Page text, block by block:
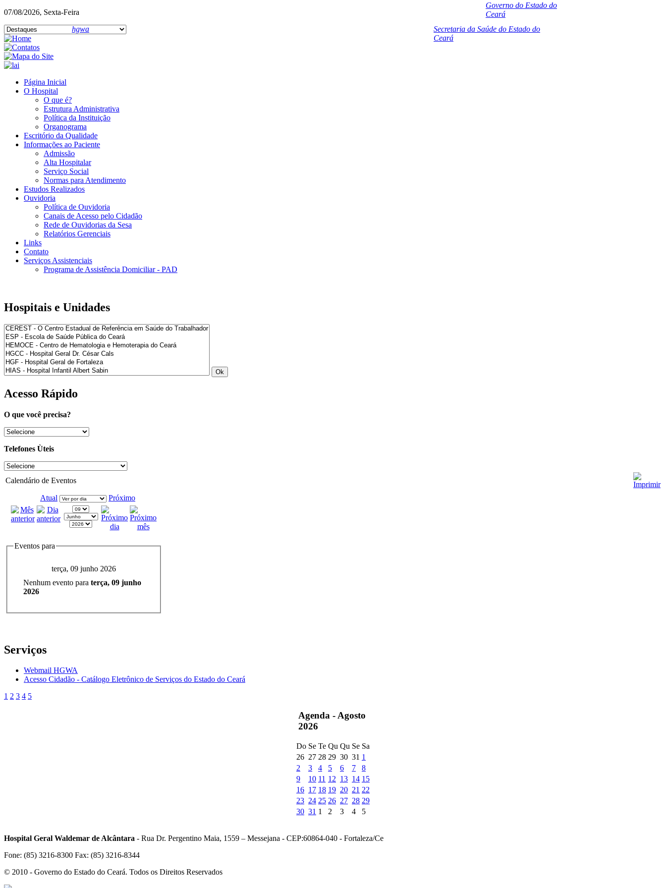
07/08/2026, Sexta-Feira
hgwa
Secretaria da Saúde do Estado do
Ceará
Governo do Estado do
Ceará
Página Inicial
O Hospital
O que é?
Estrutura Administrativa
Política da Instituição
Organograma
Escritório da Qualidade
Informações ao Paciente
Admissão
Alta Hospitalar
Serviço Social
Normas para Atendimento
Estudos Realizados
Ouvidoria
Política de Ouvidoria
Canais de Acesso pelo Cidadão
Rede de Ouvidorias da Sesa
Relatórios Gerenciais
Links
Contato
Serviços Assistenciais
Programa de Assistência Domiciliar - PAD
Hospitais e Unidades
Acesso Rápido
O que você precisa?
Telefones Ùteis
Calendário de Eventos
Atual Próximo
Eventos para
terça, 09 junho 2026
Nenhum evento para terça, 09 junho
2026
Serviços
Webmail HGWA
Acesso Cidadão - Catálogo Eletrônico de Serviços do Estado do Ceará
1 2 3 4 5
Agenda - Agosto
2026
Do Se Te Qu Qu Se Sa
26 27 28 29 30 31 1
2
3 4 5 6 7
8
9
10 11 12 13 14 15
16 17 18 19 20 21 22
23 24 25 26 27 28 29
30 31 1 2 3 4 5
Hospital Geral Waldemar de Alcântara - Rua Dr. Pergentino Maia, 1559 – Messejana - CEP:60864-040 - Fortaleza/Ce
Fone: (85) 3216-8300 Fax: (85) 3216-8344
© 2010 - Governo do Estado do Ceará. Todos os Direitos Reservados